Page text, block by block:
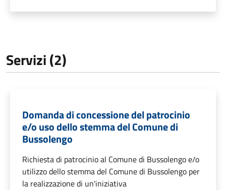
Servizi (2)
Domanda di concessione del patrocinio
e/o uso dello stemma del Comune di
Bussolengo
Richiesta di patrocinio al Comune di Bussolengo e/o
utilizzo dello stemma del Comune di Bussolengo per
la realizzazione di un'iniziativa